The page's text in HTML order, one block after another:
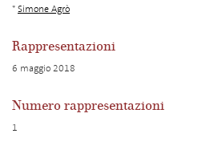
*Simone Agrò
Rappresentazioni
6 maggio 2018
Numero rappresentazioni
1